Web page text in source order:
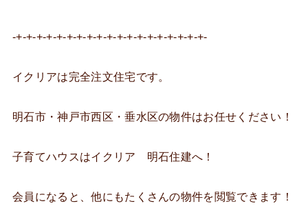
-+-+-+-+-+-+-+-+-+-+-+-+-+-+-+-+-+-+-+-
イクリアは完全注文住宅です。
明石市・神戸市西区・垂水区の物件はお任せください！
子育てハウスはイクリア 明石住建へ！
会員になると、他にもたくさんの物件を閲覧できます！